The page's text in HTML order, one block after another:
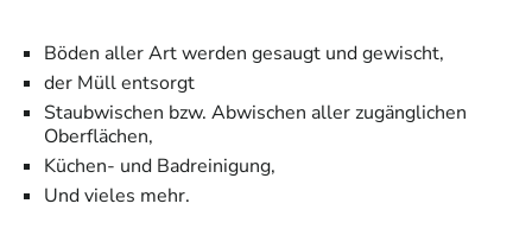
Böden aller Art werden gesaugt und gewischt,
der Müll entsorgt
Staubwischen bzw. Abwischen aller zugänglichen
Oberflächen,
Küchen- und Badreinigung,
Und vieles mehr.